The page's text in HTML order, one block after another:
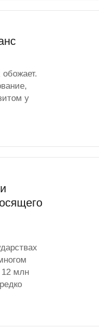
у
12 млн